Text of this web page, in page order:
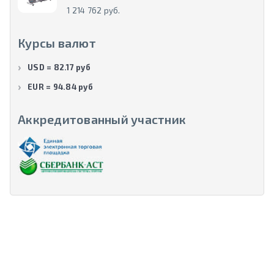
1 214 762 руб.
Курсы валют
USD = 82.17 руб
EUR = 94.84 руб
Аккредитованный участник